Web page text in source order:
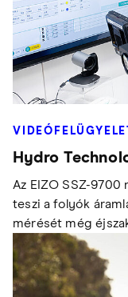
VIDEÓFELÜGYELET
Hydro
Az EIZO SSZ-
teszi a folyók
mérését még